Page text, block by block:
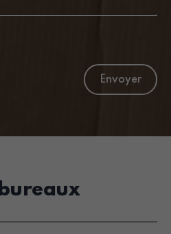
Envoyer